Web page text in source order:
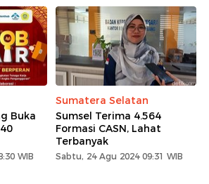
Buka
WIB
Sumatera Selatan
Sumsel Terima 4.564
Formasi CASN, Lahat
Terbanyak
Sabtu, 24 Agu 2024 09:31 WIB